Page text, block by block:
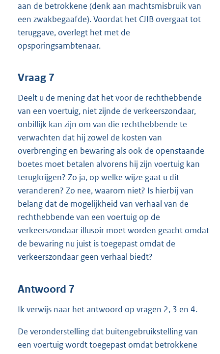
aan de betrokkene (denk aan machtsmisbruik van
een zwakbegaafde). Voordat het CJIB overgaat tot
teruggave, overlegt het met de
opsporingsambtenaar.
Vraag 7
Deelt u de mening dat het voor de rechthebbende
van een voertuig, niet zijnde de verkeerszondaar,
onbillijk kan zijn om van die rechthebbende te
verwachten dat hij zowel de kosten van
overbrenging en bewaring als ook de openstaande
boetes moet betalen alvorens hij zijn voertuig kan
terugkrijgen? Zo ja, op welke wijze gaat u dit
veranderen? Zo nee, waarom niet? Is hierbij van
belang dat de mogelijkheid van verhaal van de
rechthebbende van een voertuig op de
verkeerszondaar illusoir moet worden geacht omdat
de bewaring nu juist is toegepast omdat de
verkeerszondaar geen verhaal biedt?
Antwoord 7
Ik verwijs naar het antwoord op vragen 2, 3 en 4.
De veronderstelling dat buitengebruikstelling van
een voertuig wordt toegepast omdat betrokkene